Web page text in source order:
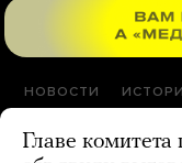
НОВОСТИ
Главе комитета